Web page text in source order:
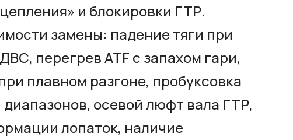
и блокировки ГТР.
замены: падение тяги при
перегрев ATF с запахом гари,
плавном разгоне, пробуксовка
осевой люфт вала ГТР,
лопаток, наличие